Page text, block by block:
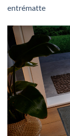
entrématte